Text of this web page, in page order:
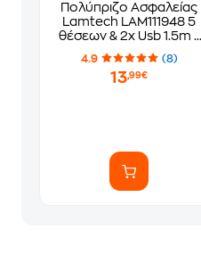
Πολύπριζο Ασφαλείας
Lamtech LAM111948 5
θέσεων & 2x Usb 1.5m -
Μαύρο
4.9 (8)
13,99€